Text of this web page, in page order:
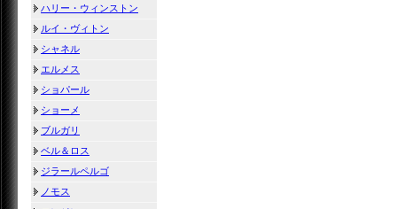
ハリー・ウィンストン
ルイ・ヴィトン
シャネル
エルメス
ショパール
ショーメ
ブルガリ
ベル＆ロス
ジラールペルゴ
ノモス